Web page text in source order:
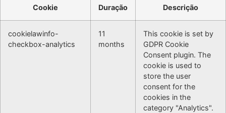
Cookie Duração Descrição
cookielawinfo-
checkbox-analytics
11
months
This cookie is set by
GDPR Cookie
Consent plugin. The
cookie is used to
store the user
consent for the
cookies in the
category "Analytics".